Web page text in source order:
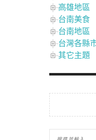
高雄地區
台南美食
台南地區
台灣各縣
其它主題